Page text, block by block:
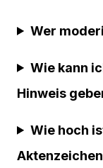
Wer
Wie kann
Hinweis
Wie hoch